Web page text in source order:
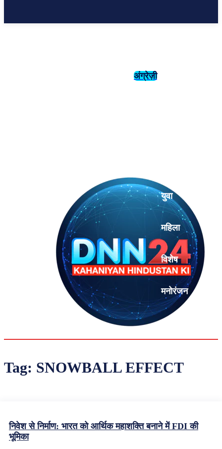
अंग्रेज़ी
युवा
महिला
विशेष
मनोरंजन
Tag: SNOWBALL EFFECT
निवेश से निर्माण: भारत को आर्थिक महाशक्ति बनाने में FDI की
भूमिका